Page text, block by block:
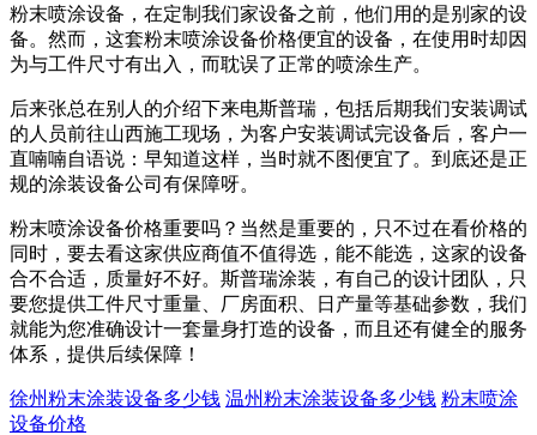
粉末喷涂设备，在定制我们家设备之前，他们用的是别家的设
备。然而，这套粉末喷涂设备价格便宜的设备，在使用时却因
为与工件尺寸有出入，而耽误了正常的喷涂生产。
后来张总在别人的介绍下来电斯普瑞，包括后期我们安装调试
的人员前往山西施工现场，为客户安装调试完设备后，客户一
直喃喃自语说：早知道这样，当时就不图便宜了。到底还是正
规的涂装设备公司有保障呀。
粉末喷涂设备价格重要吗？当然是重要的，只不过在看价格的
同时，要去看这家供应商值不值得选，能不能选，这家的设备
合不合适，质量好不好。斯普瑞涂装，有自己的设计团队，只
要您提供工件尺寸重量、厂房面积、日产量等基础参数，我们
就能为您准确设计一套量身打造的设备，而且还有健全的服务
体系，提供后续保障！
徐州粉末涂装设备多少钱 温州粉末涂装设备多少钱 粉末喷涂
设备价格